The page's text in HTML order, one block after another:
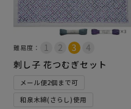
難易度：
刺し子 花つむぎセット
メール便2個まで可
和泉木綿(さらし)使用